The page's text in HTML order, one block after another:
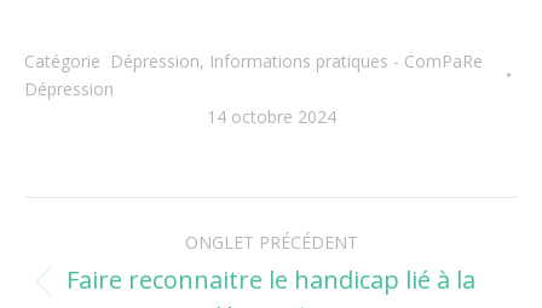
Catégorie Dépression, Informations pratiques - ComPaRe
Dépression
14 octobre 2024
ONGLET PRÉCÉDENT
Onglet
Faire reconnaitre le handicap lié à la